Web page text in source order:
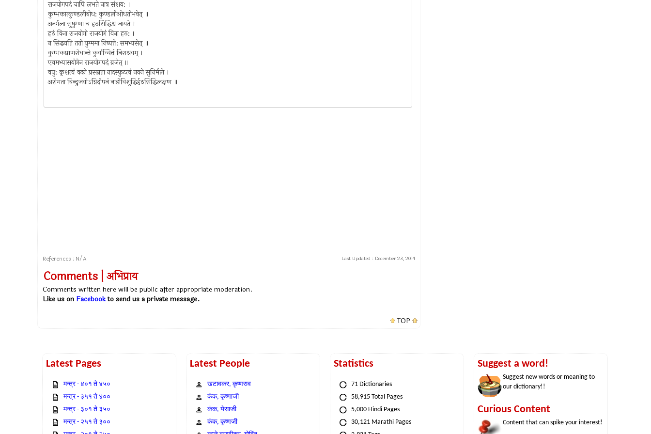
राजयोगपदं चापि लभते नात्र संशय: ।
कुम्भकात्कुण्डलीबोध: कुण्डलीओधतोभवेत् ॥
अनर्गला सुषुम्णा च हठसिद्धिश्च जायते ।
हठं विना राजयोगो राजयोगं विना हठ: ।
न सिद्धयति ततो युग्ममा निष्पत्ते: समभ्यसेत् ॥
कुम्भकप्राणरोधान्ते कुर्याच्चित्तं निराश्रयम् ।
एवमभ्यासयोगेन राजयोगपदं ब्रजेत् ॥
वपु: कृशत्वं वदने प्रसन्नता नादस्फुटत्वं नयने सुनिर्मले ।
अरोमता बिन्दुजयोऽग्निदीपनं नाडीविशुद्धिर्हठसिद्धिलक्षण ॥
References : N/A Last Updated : December 23, 2014
Comments | अभिप्राय
Comments written here will be public after appropriate moderation.
Like us on Facebookto send us a private message.
TOP
Latest Pages
मन्त्र - ४०१ ते ४५०
मन्त्र - ३५१ ते ४००
मन्त्र - ३०१ ते ३५०
मन्त्र - २५१ ते ३००
Latest People
खटावकर, कृष्णराव
कंक, कृष्णाजी
कंक, येसाजी
कंक, कृष्णजी
Statistics
71 Dictionaries
58,915 Total Pages
5,000 Hindi Pages
30,121 Marathi Pages
Suggest a word!
Suggest new words or meaning to
our dictionary!!
Curious Content
Content that can spike your interest!